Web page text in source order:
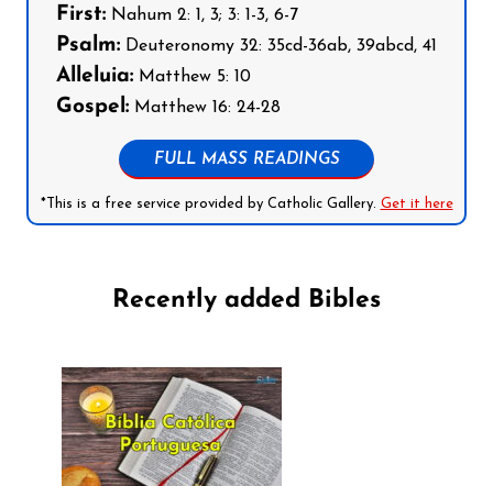
First: Nahum 2: 1, 3; 3: 1-3, 6-7
Psalm: Deuteronomy 32: 35cd-36ab, 39abcd, 41
Alleluia: Matthew 5: 10
Gospel: Matthew 16: 24-28
FULL MASS READINGS
*This is a free service provided by Catholic Gallery. Get it here
Recently added Bibles